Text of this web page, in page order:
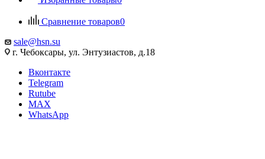
Сравнение товаров0
sale@hsn.su
г. Чебоксары, ул. Энтузиастов, д.18
Вконтакте
Telegram
Rutube
MAX
WhatsApp